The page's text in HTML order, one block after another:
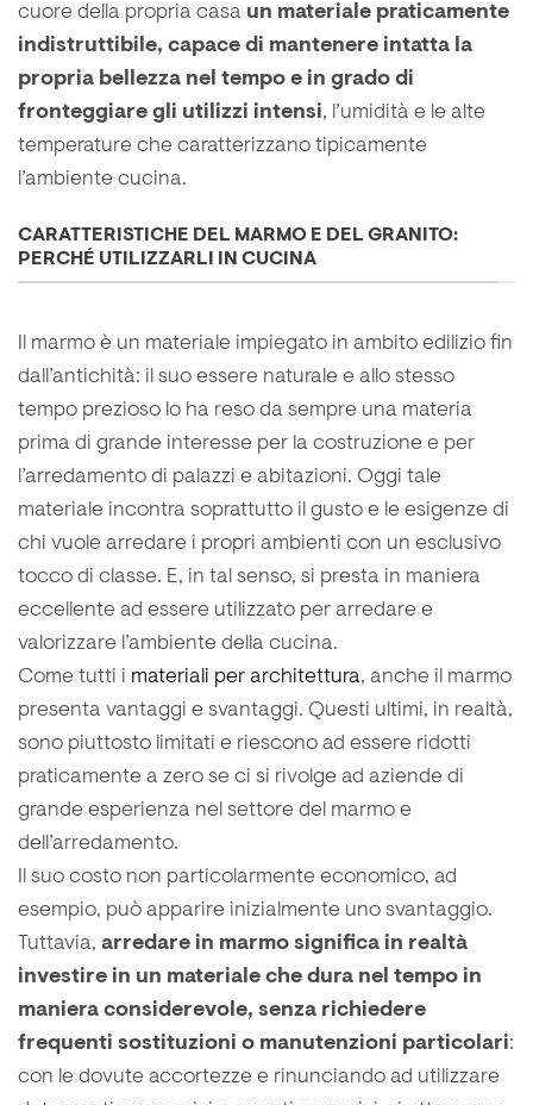
cuore della propria casa un materiale praticamente
indistruttibile, capace di mantenere intatta la
propria bellezza nel tempo e in grado di
fronteggiare gli utilizzi intensi, l’umidità e le alte
temperature che caratterizzano tipicamente
l’ambiente cucina.
CARATTERISTICHE DEL MARMO E DEL GRANITO:
PERCHÉ UTILIZZARLI IN CUCINA
Il marmo è un materiale impiegato in ambito edilizio fin
dall’antichità: il suo essere naturale e allo stesso
tempo prezioso lo ha reso da sempre una materia
prima di grande interesse per la costruzione e per
l’arredamento di palazzi e abitazioni. Oggi tale
materiale incontra soprattutto il gusto e le esigenze di
chi vuole arredare i propri ambienti con un esclusivo
tocco di classe. E, in tal senso, si presta in maniera
eccellente ad essere utilizzato per arredare e
valorizzare l’ambiente della cucina.
Come tutti i materiali per architettura, anche il marmo
presenta vantaggi e svantaggi. Questi ultimi, in realtà,
sono piuttosto limitati e riescono ad essere ridotti
praticamente a zero se ci si rivolge ad aziende di
grande esperienza nel settore del marmo e
dell’arredamento.
Il suo costo non particolarmente economico, ad
esempio, può apparire inizialmente uno svantaggio.
Tuttavia, arredare in marmo significa in realtà
investire in un materiale che dura nel tempo in
maniera considerevole, senza richiedere
frequenti sostituzioni o manutenzioni particolari:
con le dovute accortezze e rinunciando ad utilizzare